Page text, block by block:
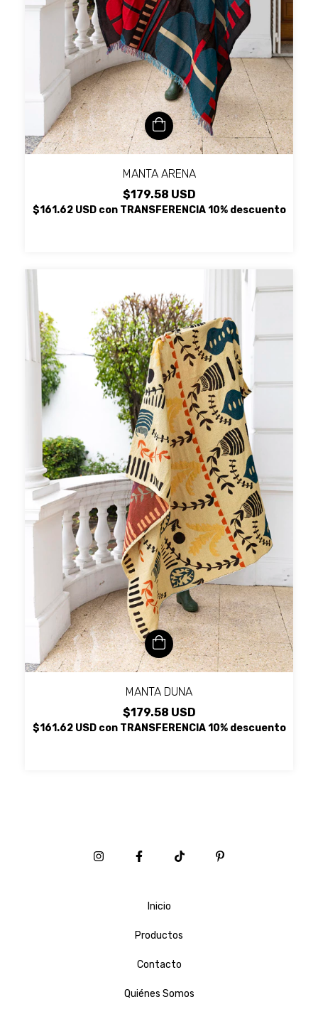
MANTA ARENA
$179.58 USD
$161.62 USD con TRANSFERENCIA 10% descuento
MANTA DUNA
$179.58 USD
$161.62 USD con TRANSFERENCIA 10% descuento
Inicio
Productos
Contacto
Quiénes Somos